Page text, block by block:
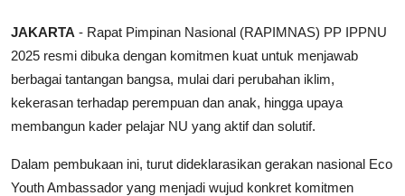
Parlementaria
JAKARTA - Rapat Pimpinan Nasional (RAPIMNAS) PP IPPNU
2025 resmi dibuka dengan komitmen kuat untuk menjawab
berbagai tantangan bangsa, mulai dari perubahan iklim,
kekerasan terhadap perempuan dan anak, hingga upaya
membangun kader pelajar NU yang aktif dan solutif.
Dalam pembukaan ini, turut dideklarasikan gerakan nasional Eco
Youth Ambassador yang menjadi wujud konkret komitmen